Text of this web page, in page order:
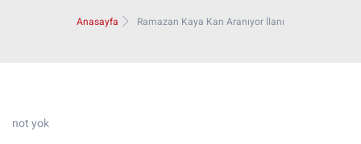
Anasayfa Ramazan Kaya Kan Aranıyor İlanı
not yok